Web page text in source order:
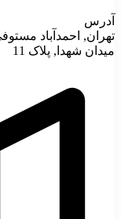
آدرس
تهران, احمدآباد
میدان شهدا, پلاک 11